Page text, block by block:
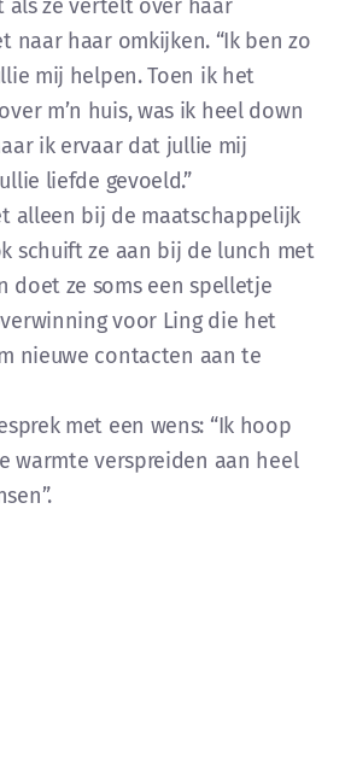
als ze vertelt over haar
naar haar omkijken. “Ik ben zo
mij helpen. Toen ik het
m’n huis, was ik heel down
ik ervaar dat jullie mij
liefde gevoeld.”
alleen bij de maatschappelijk
schuift ze aan bij de lunch met
doet ze soms een spelletje
voor Ling die het
nieuwe contacten aan te
met een wens: “Ik hoop
warmte verspreiden aan heel